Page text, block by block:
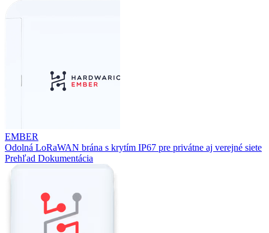
EMBER
Odolná LoRaWAN brána s krytím IP67 pre privátne aj verejné siete
Prehľad Dokumentácia